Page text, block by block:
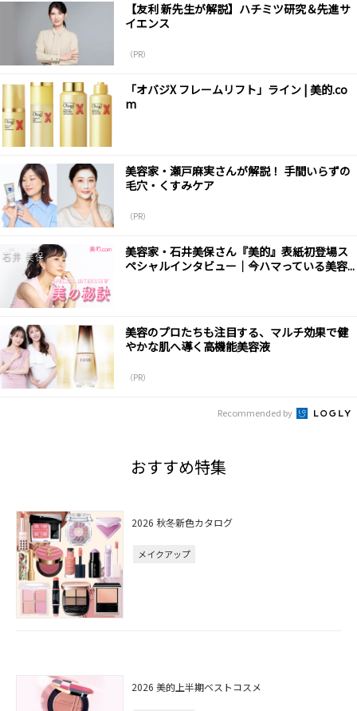
【友利 新先生が解説】ハチミツ研究＆先進サ
イエンス
（PR）
「オバジX フレームリフト」ライン | 美的.co
m
美容家・瀬戸麻実さんが解説！ 手間いらずの
毛穴・くすみケア
（PR）
美容家・石井美保さん『美的』表紙初登場ス
ペシャルインタビュー｜今ハマっている美容...
美容のプロたちも注目する、マルチ効果で健
やかな肌へ導く高機能美容液
（PR）
Recommended by
おすすめ特集
2026 秋冬新色カタログ
メイクアップ
2026 美的上半期ベストコスメ